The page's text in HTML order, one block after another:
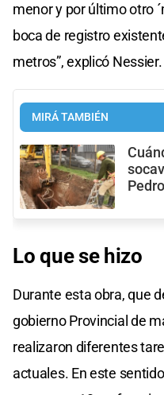
menor y por último otro
boca de registro
metros”, explicó Nessier.
MIRÁ TAMBIÉN
Lo que se hizo
Durante esta obra, que
gobierno Provincial de
realizaron diferentes
actuales. En este